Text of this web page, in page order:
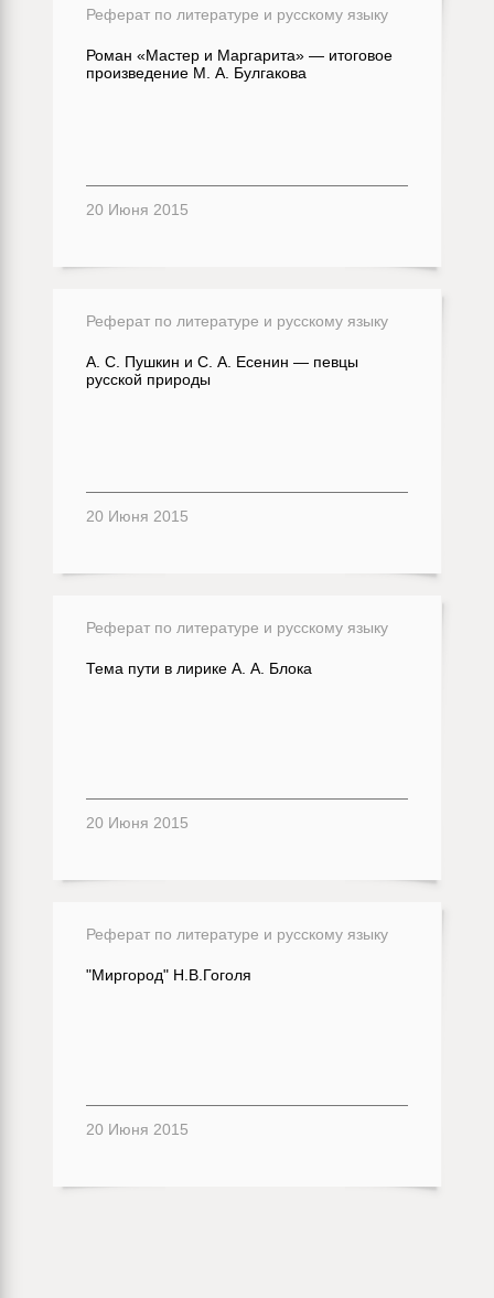
Реферат по литературе и русскому языку
Роман «Мастер и Маргарита» — итоговое
произведение М. А. Булгакова
20 Июня 2015
Реферат по литературе и русскому языку
А. С. Пушкин и С. А. Есенин — певцы
русской природы
20 Июня 2015
Реферат по литературе и русскому языку
Тема пути в лирике А. А. Блока
20 Июня 2015
Реферат по литературе и русскому языку
"Миргород" Н.В.Гоголя
20 Июня 2015